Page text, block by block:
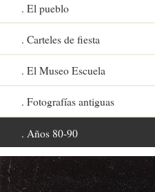
El pueblo
Carteles de fiesta
El Museo Escuela
Fotografías antiguas
Años 80-90